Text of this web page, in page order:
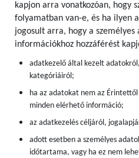
kapjon arra vonatkozóan, hogy
folyamatban van-e, és ha ilyen
jogosult arra, hogy a személyes
információkhoz hozzáférést
adatkezelő által kezelt
kategóriáiról;
ha az adatokat nem az
minden elérhető információ;
az adatkezelés céljáról,
adott esetben a személyes
időtartama, vagy ha ez nem